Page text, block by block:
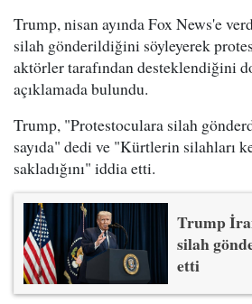
Trump, nisan ayında Fox News'e
silah gönderildiğini söyleyerek
aktörler tarafından desteklendiğini
açıklamada bulundu.
Trump, "Protestoculara silah
sayıda" dedi ve "Kürtlerin silahları
sakladığını" iddia etti.
Trump
silah
etti